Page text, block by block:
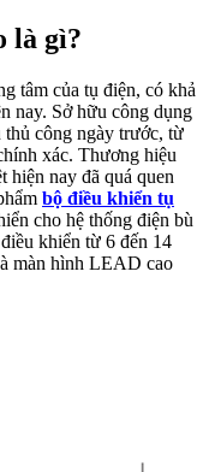
là gì?
tâm của tụ điện, có khả
nay. Sở hữu công dụng
công ngày trước, từ
xác. Thương hiệu
nay đã quá quen
bộ điều khiển tụ
cho hệ thống điện bù
khiển từ 6 đến 14
màn hình LEAD cao